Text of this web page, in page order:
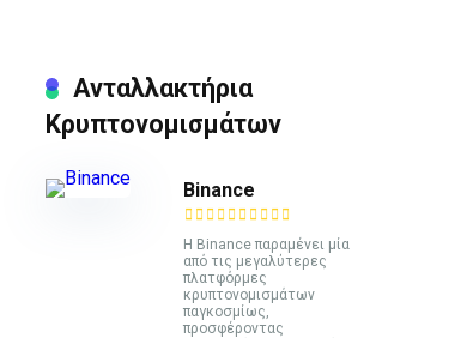
Ανταλλακτήρια
Κρυπτονομισμάτων
Binance
Η Binance παραμένει μία
από τις μεγαλύτερες
πλατφόρμες
κρυπτονομισμάτων
παγκοσμίως,
προσφέροντας